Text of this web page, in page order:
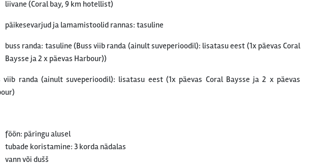
liivane (Coral bay, 9 km hotellist)
päikesevarjud ja lamamistoolid rannas: tasuline
buss randa: tasuline (Buss viib randa (ainult suveperioodil): lisatasu eest (1x päevas Coral
Baysse ja 2 x päevas Harbour))
viib randa (ainult suveperioodil): lisatasu eest (1x päevas Coral Baysse ja 2 x päevas
föön: päringu alusel
tubade koristamine: 3 korda nädalas
vann või dušš